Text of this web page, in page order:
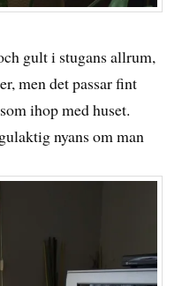
gult i stugans allrum,
men det passar fint
ihop med huset.
nyans om man